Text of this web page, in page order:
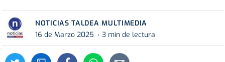
NOTICIAS TALDEA MULTIMEDIA
16 de Marzo 2025
3 min de lectura